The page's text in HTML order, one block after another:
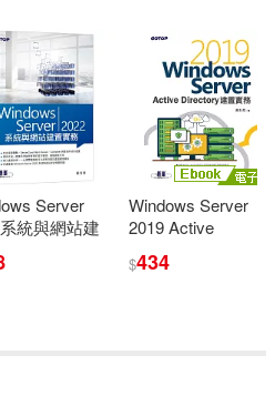
Server
統與網站建
Windows Server
2019 Active
(電子書)
$434